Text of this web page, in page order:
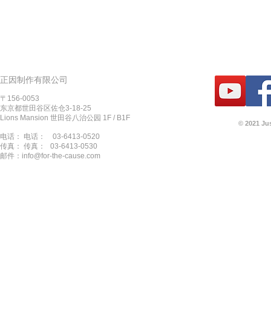
正因制作有限公司
〒156-0053
东京都世田谷区佐仓3-18-25
Lions Mansion 世田谷八治公园 1F / B1F
电话： 电话：
03-6413-0520
传真： 传真：
03-6413-0530
邮件： info@for-the-cause.com
© 2021